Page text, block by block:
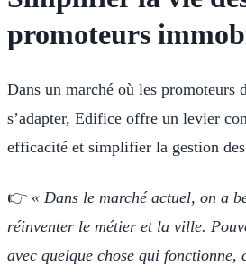
promoteurs
Dans un marché où les promoteurs
s’adapter, Edifice offre un levier
efficacité et simplifier la gestion
👉 « Dans le marché actuel, on a
réinventer le métier et la ville.
avec quelque chose qui fonctionne,